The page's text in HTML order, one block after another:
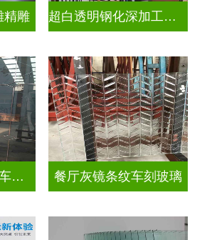
精雕 超白透明钢化深加工激光内雕发光艺术玻璃
售楼部样板间电雕车刻玻璃 餐厅灰镜条纹车刻玻璃